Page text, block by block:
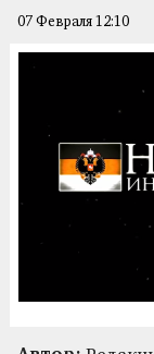
07 Февраля 12:10